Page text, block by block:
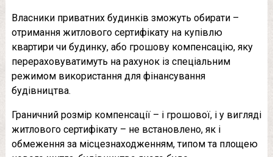
Власники приватних будинків зможуть обирати –
отримання житлового сертифікату на купівлю
квартири чи будинку, або грошову компенсацію, яку
перераховуватимуть на рахунок із спеціальним
режимом використання для фінансування
будівництва.
Граничний розмір компенсації – і грошової, і у вигляді
житлового сертифікату – не встановлено, як і
обмеження за місцезнаходженням, типом та площею